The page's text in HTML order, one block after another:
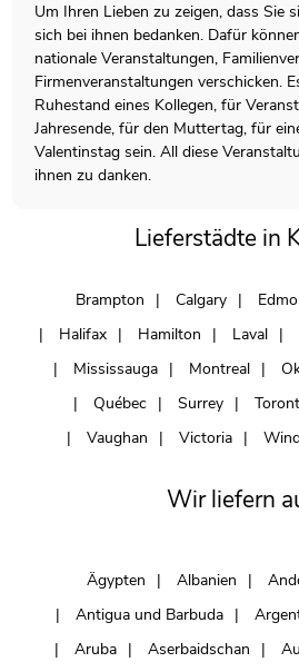
Um Ihren Lieben zu zeigen, dass Sie
sich bei ihnen bedanken. Dafür
nationale Veranstaltungen,
Firmenveranstaltungen verschicken.
Ruhestand eines Kollegen, für
Jahresende, für den Muttertag, für
Valentinstag sein. All diese
ihnen zu danken.
Lieferstädte in
Brampton Calgary
Halifax
Hamilton Laval
Mississauga
Montreal
Québec
Surrey
Vaughan
Victoria
Wir liefern
Ägypten Albanien
Antigua und Barbuda
Aruba
Aserbaidschan